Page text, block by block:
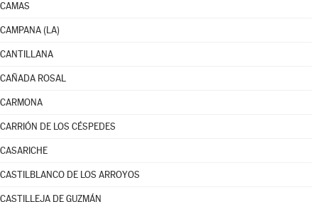
CAMAS
CAMPANA (LA)
CANTILLANA
CAÑADA ROSAL
CARMONA
CARRIÓN DE LOS CÉSPEDES
CASARICHE
CASTILBLANCO DE LOS ARROYOS
CASTILLEJA DE GUZMÁN